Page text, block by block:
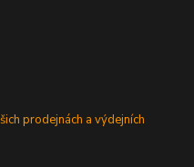
prodejnách a výdejních